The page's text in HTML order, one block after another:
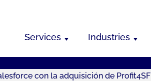
Services Industries
con la adquisición de Profit4SF